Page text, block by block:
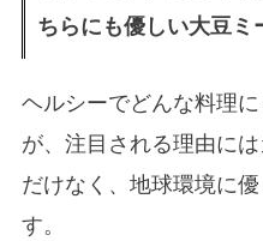
ちらにも優しい大豆ミ
ヘルシーでどんな料理
が、注目される理由に
だけなく、地球環境に
す。